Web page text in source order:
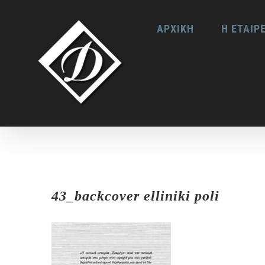
ΑΡΧΙΚΗ Η
43_backcover elliniki poli